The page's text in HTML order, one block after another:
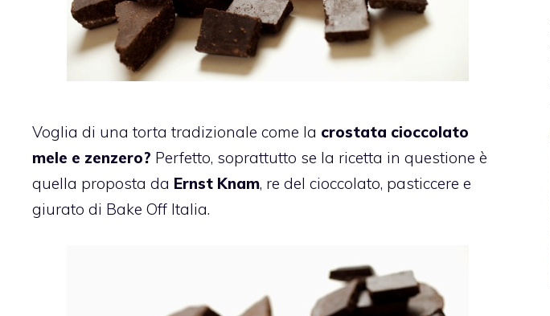
Voglia di una torta tradizionale come la crostata cioccolato
mele e zenzero? Perfetto, soprattutto se la ricetta in questione è
quella proposta da Ernst Knam, re del cioccolato, pasticcere e
giurato di Bake Off Italia.